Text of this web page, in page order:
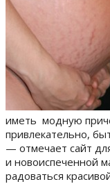
иметь модную
привлекательно,
— отмечает сайт
и новоиспеченной
радоваться